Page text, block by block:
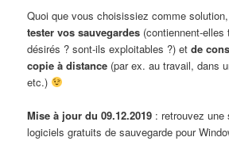
Quoi que vous choisissiez comme
tester vos sauvegardes (contiennent-
désirés ? sont-ils exploitables ?) etde
copie à distance (par ex. au travail, dans
etc.)
Mise à jour du 09.12.2019 : retrouvez une
logiciels gratuits de sauvegarde pour